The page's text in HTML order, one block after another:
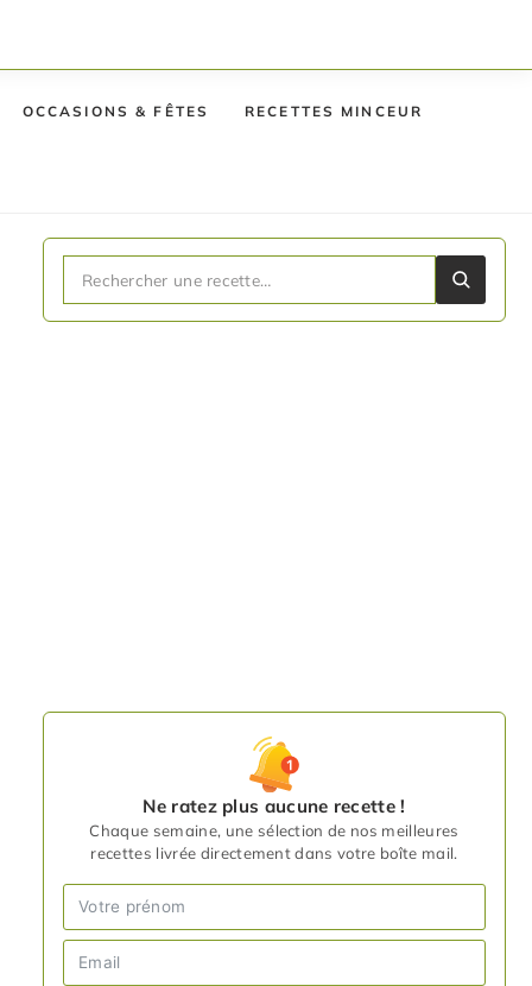
OCCASIONS & FÊTES RECETTES MINCEUR
Ne ratez plus aucune recette !
Chaque semaine, une sélection de nos meilleures
recettes livrée directement dans votre boîte mail.